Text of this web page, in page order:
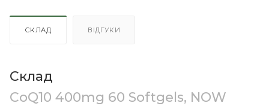
СКЛАД ВІДГУКИ
Склад
CoQ10 400mg 60 Softgels, NOW